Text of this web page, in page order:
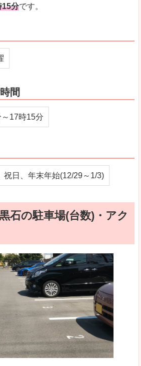
15分です。
間
17時15分
祝日、年末年始(12/29～1/3)
石の駐車場(台数)・アク